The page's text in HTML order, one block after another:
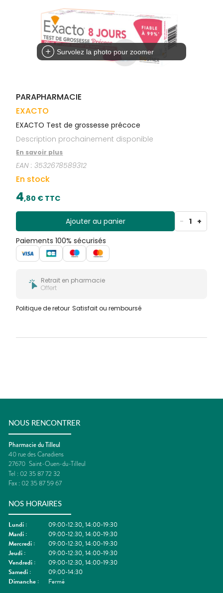
pharmacie
Dispositifs
médicaux
Cheveux
Corps
Homme
Solaire
APPLICATION
DE SANTÉ
Survolez la photo pour zoomer
PARAPHARMACIE
EXACTO
EXACTO Test de grossesse précoce
Description prochainement disponible
En savoir plus
EAN :3532678589312
En stock
4,80 € TTC
Ajouter au panier - 1 +
Paiements 100% sécurisés
Retrait en pharmacie
Offert
Politique de retour Satisfait ou remboursé
NOUS RENCONTRER
Pharmacie du Tilleul
40 rue des Canadiens
27670 Saint-Ouen-du-Tilleul
Tel : 02 35 87 72 32
Fax : 02 35 87 59 67
NOS HORAIRES
Lundi :
09:00-12:30, 14:00-19:30
Mardi :
09:00-12:30, 14:00-19:30
Mercredi :
09:00-12:30, 14:00-19:30
Jeudi :
09:00-12:30, 14:00-19:30
Vendredi :
09:00-12:30, 14:00-19:30
Samedi :
09:00-14:30
Dimanche : Fermé